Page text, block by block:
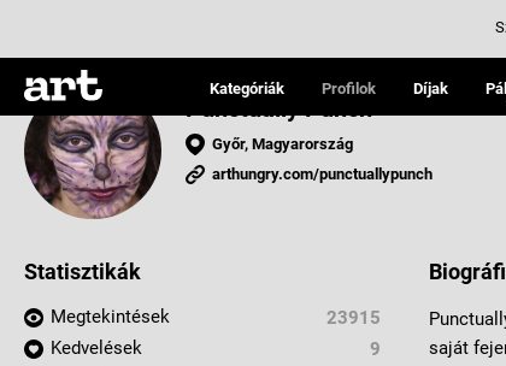
Kategóriák Profilok Díjak
Punctually Punch
Győr, Magyarország
arthungry.com/punctuallypunch
Statisztikák
Megtekintések
23915
Kedvelések
9
saját